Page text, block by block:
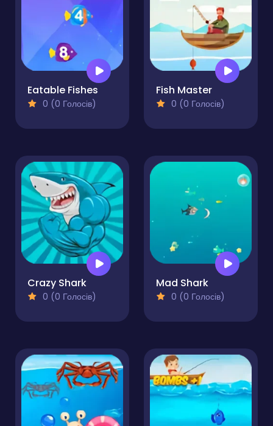
Eatable Fishes
0 (0 Голосів)
Fish Master
0 (0 Голосів)
Crazy Shark
0 (0 Голосів)
Mad Shark
0 (0 Голосів)